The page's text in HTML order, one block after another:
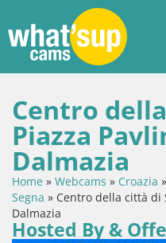
Centro
Piazza
Dalmazia
Home » Webcams » Croazia »
Segna » Centro della città di
Dalmazia
Hosted By &